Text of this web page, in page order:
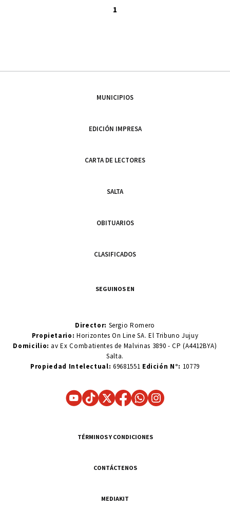
1
MUNICIPIOS
EDICIÓN IMPRESA
CARTA DE LECTORES
SALTA
OBITUARIOS
CLASIFICADOS
SEGUINOS EN
Director: Sergio Romero
Propietario:Horizontes On Line SA. El Tribuno Jujuy
Domicilio: av Ex Combatientes de Malvinas 3890 - CP (A4412BYA)
Salta.
Propiedad Intelectual: 69681551 Edición N°: 10779
TÉRMINOS Y CONDICIONES
CONTÁCTENOS
MEDIAKIT